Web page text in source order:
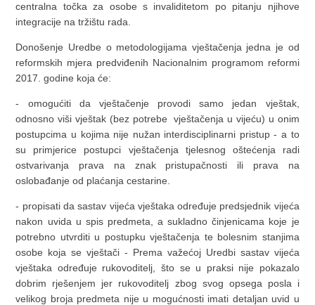
centralna točka za osobe s invaliditetom po pitanju njihove
integracije na tržištu rada.
Donošenje Uredbe o metodologijama vještačenja jedna je od
reformskih mjera predviđenih Nacionalnim programom reformi
2017. godine koja će:
- omogućiti da vještačenje provodi samo jedan vještak,
odnosno viši vještak (bez potrebe vještačenja u vijeću) u onim
postupcima u kojima nije nužan interdisciplinarni pristup - a to
su primjerice postupci vještačenja tjelesnog oštećenja radi
ostvarivanja prava na znak pristupačnosti ili prava na
oslobađanje od plaćanja cestarine.
- propisati da sastav vijeća vještaka određuje predsjednik vijeća
nakon uvida u spis predmeta, a sukladno činjenicama koje je
potrebno utvrditi u postupku vještačenja te bolesnim stanjima
osobe koja se vještači - Prema važećoj Uredbi sastav vijeća
vještaka određuje rukovoditelj, što se u praksi nije pokazalo
dobrim rješenjem jer rukovoditelj zbog svog opsega posla i
velikog broja predmeta nije u mogućnosti imati detaljan uvid u